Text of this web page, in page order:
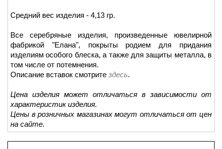
Средний вес изделия - 4,13 гр.
Все серебряные изделия, произведенные ювелирной
фабрикой "Елана", покрыты родием для придания
изделиям особого блеска, а также для защиты металла, в
том числе от потемнения.
Описание вставок смотрите здесь.
Цена изделия может отличаться в зависимости от
характеристик изделия.
Цены в розничных магазинах могут отличаться от цен
на сайте.